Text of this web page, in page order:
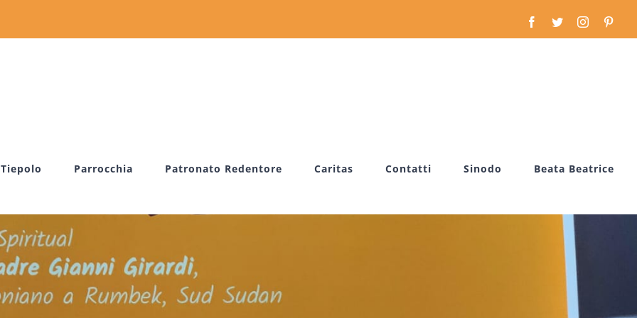
Facebook
TwitterInstagram
Parrocchia Patronato Redentore Caritas Contatti Sinodo Beata Beatrice